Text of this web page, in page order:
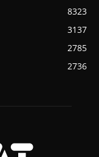
8323
3137
2785
2736